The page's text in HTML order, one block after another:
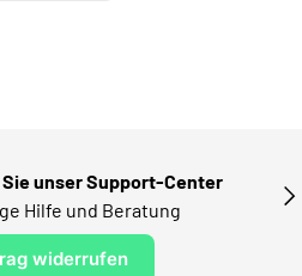
unser Support-Center
Hilfe und Beratung
widerrufen